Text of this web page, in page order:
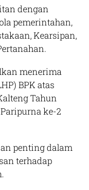
dengan
pemerintahan,
Kearsipan,
menerima
BPK atas
Tahun
ke-2
penting dalam
terhadap